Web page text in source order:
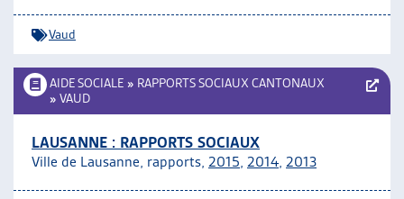
PROJETS ET ACTIVITÉS
Vaud
AIDE SOCIALE » RAPPORTS SOCIAUX CANTONAUX
» VAUD
LAUSANNE : RAPPORTS SOCIAUX
Ville de Lausanne, rapports, 2015, 2014, 2013